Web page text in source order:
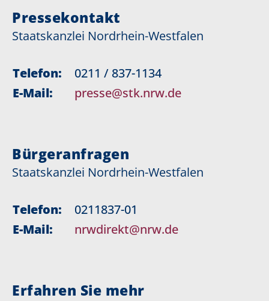
Pressekontakt
Staatskanzlei Nordrhein-Westfalen
Telefon:
0211 / 837-1134
E-Mail:
presse@stk.nrw.de
Bürgeranfragen
Staatskanzlei Nordrhein-Westfalen
Telefon:
0211837-01
E-Mail:
nrwdirekt@nrw.de
Erfahren Sie mehr